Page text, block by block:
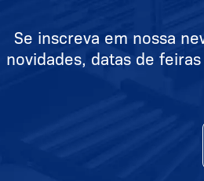
Se inscreva em nossa
novidades, datas de